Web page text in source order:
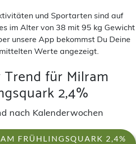
und Sportarten sind auf
im Alter von 38 mit 95 kg Gewicht
unsere App bekommst Du Deine
Werte angezeigt.
für Milram
2,4%
nach Kalenderwochen
FRÜHLINGSQUARK 2,4%